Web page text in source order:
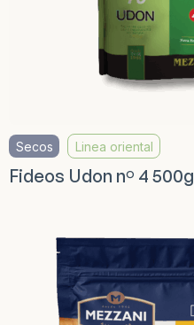
Secos Linea oriental
Fideos Udon nº 4 500g